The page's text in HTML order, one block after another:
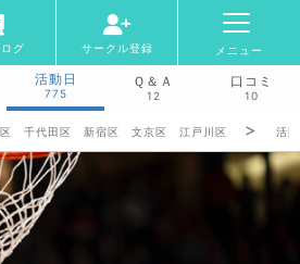
グ サークル登録 メニュー
活動日
775
Ｑ＆Ａ
12
口コミ
10
区 千代田区 新宿区 文京区 江戸川区 活